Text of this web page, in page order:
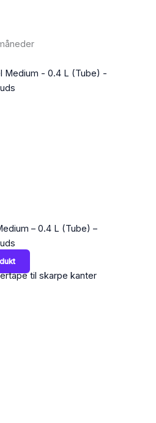
– 0.4 L (Tube) –